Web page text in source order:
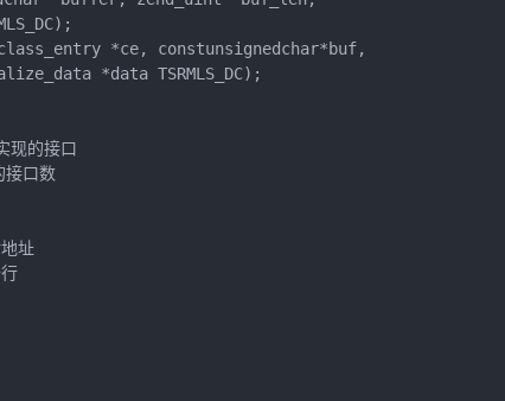
*ce, constunsignedchar*buf,
*data TSRMLS_DC);
的接口
口数
址